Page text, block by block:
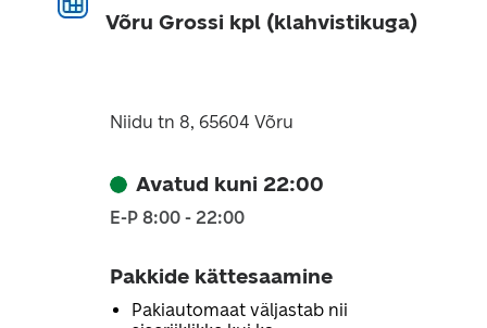
Võru Grossi kpl (klahvistikuga)
Niidu tn 8, 65604 Võru
Avatud kuni 22:00
E-P 8:00 - 22:00
Pakkide kättesaamine
Pakiautomaat väljastab nii